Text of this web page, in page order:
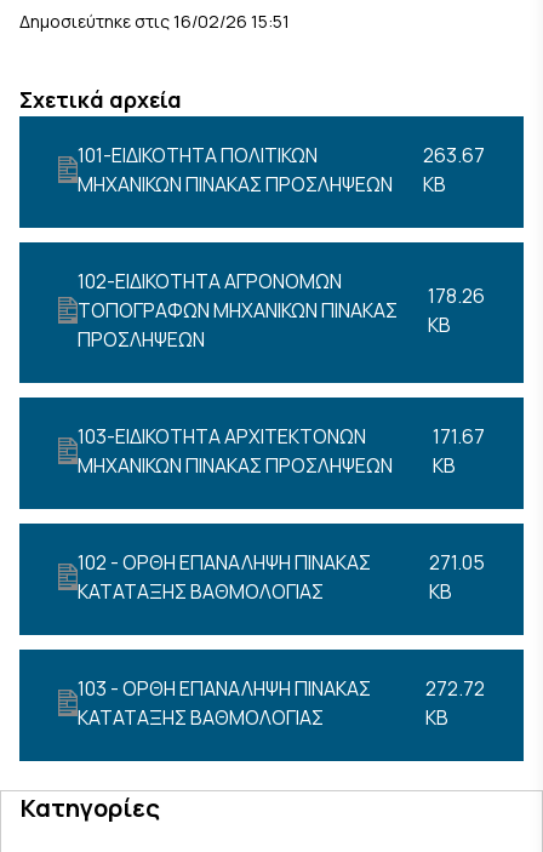
Δημοσιεύτηκε στις 16/02/26 15:51
Σχετικά αρχεία
101-ΕΙΔΙΚΟΤΗΤΑ ΠΟΛΙΤΙΚΩΝ
ΜΗΧΑΝΙΚΩΝ ΠΙΝΑΚΑΣ ΠΡΟΣΛΗΨΕΩΝ
263.67
KB
102-ΕΙΔΙΚΟΤΗΤΑ ΑΓΡΟΝΟΜΩΝ
ΤΟΠΟΓΡΑΦΩΝ ΜΗΧΑΝΙΚΩΝ ΠΙΝΑΚΑΣ
ΠΡΟΣΛΗΨΕΩΝ
178.26
KB
103-ΕΙΔΙΚΟΤΗΤΑ ΑΡΧΙΤΕΚΤΟΝΩΝ
ΜΗΧΑΝΙΚΩΝ ΠΙΝΑΚΑΣ ΠΡΟΣΛΗΨΕΩΝ
171.67
KB
102 - ΟΡΘΗ ΕΠΑΝΑΛΗΨΗ ΠΙΝΑΚΑΣ
ΚΑΤΑΤΑΞΗΣ ΒΑΘΜΟΛΟΓΙΑΣ
271.05
KB
103 - ΟΡΘΗ ΕΠΑΝΑΛΗΨΗ ΠΙΝΑΚΑΣ
ΚΑΤΑΤΑΞΗΣ ΒΑΘΜΟΛΟΓΙΑΣ
272.72
KB
Κατηγορίες